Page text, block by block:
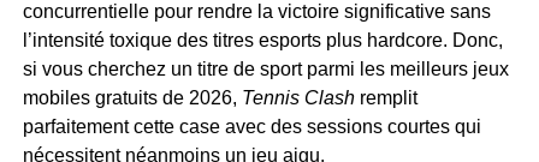
concurrentielle pour rendre la victoire significative sans
l’intensité toxique des titres esports plus hardcore. Donc,
si vous cherchez un titre de sport parmi les meilleurs jeux
mobiles gratuits de 2026, Tennis Clashremplit
parfaitement cette case avec des sessions courtes qui
nécessitent néanmoins un jeu aigu.